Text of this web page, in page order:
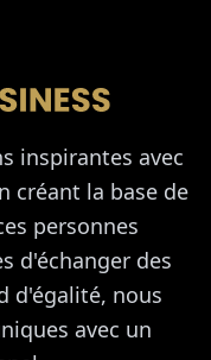
inspirantes avec
créant la base de
personnes
d'échanger des
d'égalité, nous
avec un